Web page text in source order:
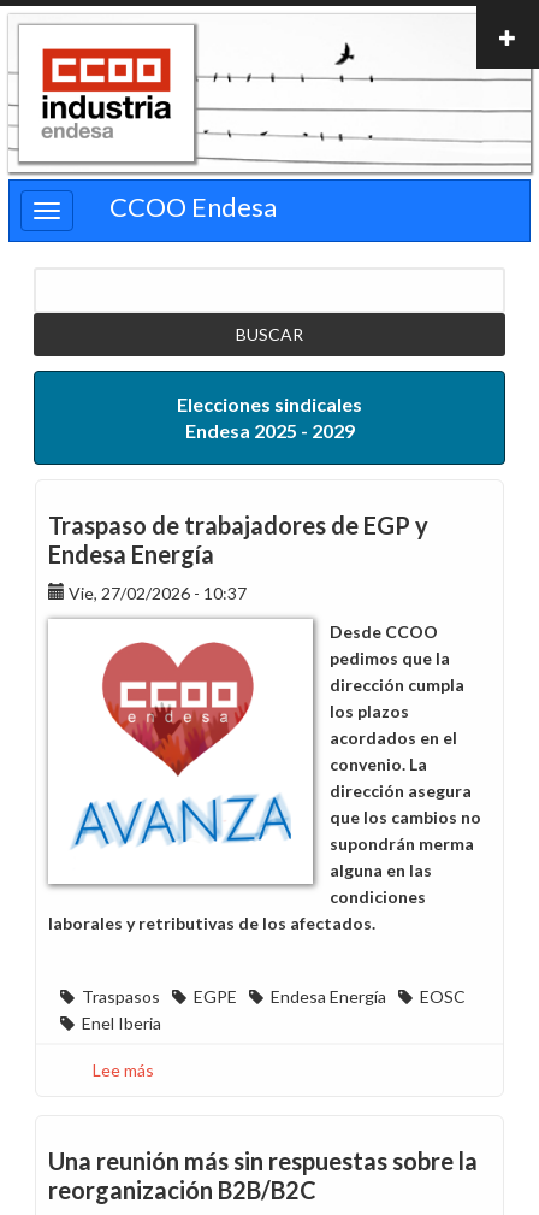
Pasar
contenido
principal
CCOO Endesa
Elecciones sindicales
Endesa 2025 - 2029
Traspaso de trabajadores de EGP y
Endesa Energía
Vie, 27/02/2026 - 10:37
Desde CCOO
pedimos que la
dirección cumpla
los plazos
acordados en el
convenio. La
dirección asegura
que los cambios no
supondrán merma
alguna en las
condiciones
laborales y retributivas de los afectados.
Traspasos EGPE Endesa Energía
EOSC
Enel Iberia
Lee más
trabajadores
de
EGP
Una reunión más sin respuestas sobre la
reorganización B2B/B2C